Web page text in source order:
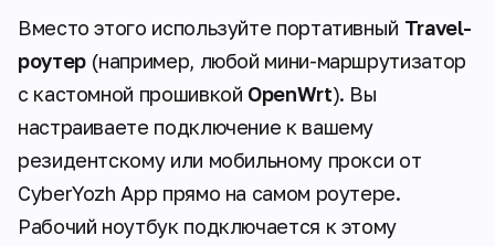
Вместо этого используйте портативный Travel-
роутер(например, любой мини-маршрутизатор
с кастомной прошивкой OpenWrt). Вы
настраиваете подключение к вашему
резидентскому или мобильному прокси от
CyberYozh App прямо на самом роутере.
Рабочий ноутбук подключается к этому